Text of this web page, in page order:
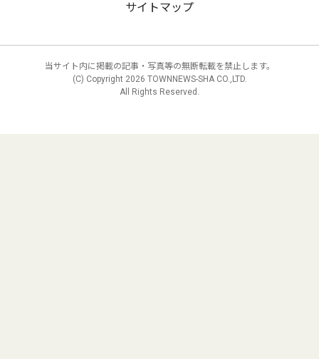
サイトマップ
当サイト内に掲載の記事・写真等の無断転載を禁止します。
(C) Copyright 2026 TOWNNEWS-SHA CO.,LTD.
All Rights Reserved.